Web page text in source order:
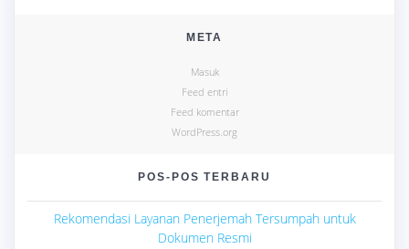
META
Masuk
Feed entri
Feed komentar
WordPress.org
POS-POS TERBARU
Rekomendasi Layanan Penerjemah Tersumpah untuk
Dokumen Resmi